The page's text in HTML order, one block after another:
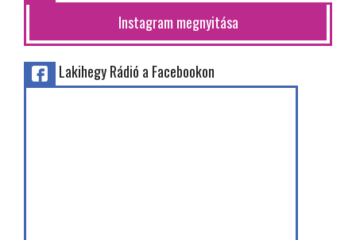
Instagram megnyitása
Lakihegy Rádió a Facebookon